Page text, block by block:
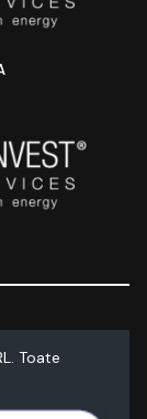
Toate